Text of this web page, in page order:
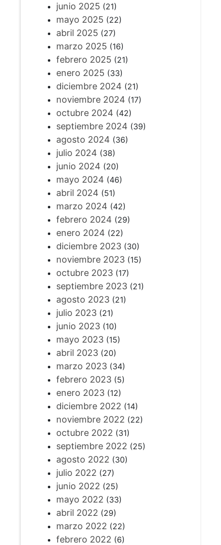
junio 2025 (21)
mayo 2025 (22)
abril 2025 (27)
marzo 2025 (16)
febrero 2025 (21)
enero 2025 (33)
diciembre 2024 (21)
noviembre 2024 (17)
octubre 2024 (42)
septiembre 2024 (39)
agosto 2024 (36)
julio 2024 (38)
junio 2024 (20)
mayo 2024 (46)
abril 2024 (51)
marzo 2024 (42)
febrero 2024 (29)
enero 2024 (22)
diciembre 2023(30)
noviembre 2023(15)
octubre 2023(17)
septiembre 2023(21)
agosto 2023(21)
julio 2023(21)
junio 2023(10)
mayo 2023(15)
abril 2023(20)
marzo 2023(34)
febrero 2023(5)
enero 2023(12)
diciembre 2022 (14)
noviembre 2022 (22)
octubre 2022 (31)
septiembre 2022 (25)
agosto 2022 (30)
julio 2022 (27)
junio 2022 (25)
mayo 2022 (33)
abril 2022 (29)
marzo 2022 (22)
febrero 2022 (6)